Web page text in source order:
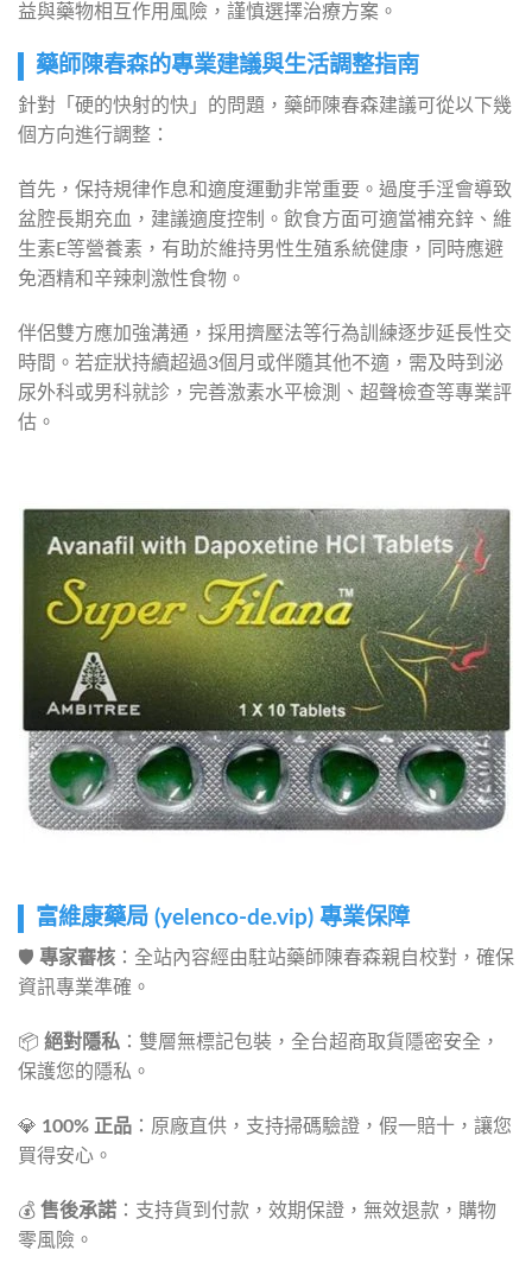
益與藥物相互作用風險，謹慎選擇治療方案。
藥師陳春森的專業建議與生活調整指南
針對「硬的快射的快」的問題，藥師陳春森建議可從以下幾
個方向進行調整：
首先，保持規律作息和適度運動非常重要。過度手淫會導致
盆腔長期充血，建議適度控制。飲食方面可適當補充鋅、維
生素E等營養素，有助於維持男性生殖系統健康，同時應避
免酒精和辛辣刺激性食物。
伴侶雙方應加強溝通，採用擠壓法等行為訓練逐步延長性交
時間。若症狀持續超過3個月或伴隨其他不適，需及時到泌
尿外科或男科就診，完善激素水平檢測、超聲檢查等專業評
估。
富維康藥局 (yelenco-de.vip) 專業保障
🛡️ 專家審核 ：全站內容經由駐站藥師陳春森親自校對，確保
資訊專業準確。
📦 絕對隱私 ：雙層無標記包裝，全台超商取貨隱密安全，
保護您的隱私。
💎 100% 正品 ：原廠直供，支持掃碼驗證，假一賠十，讓您
買得安心。
💰 售後承諾 ：支持貨到付款，效期保證，無效退款，購物
零風險。